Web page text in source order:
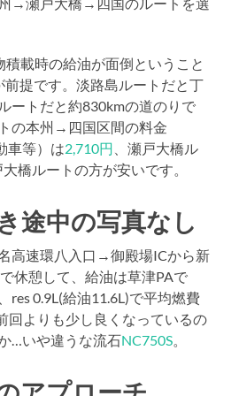
→瀬戸大橋→四国のルートを選
積載時の給油が面倒ということ
提です。淡路島ルートだと丁
ートだと約830kmの道のりで
の本州→四国区間の料金
車等）は2,710円
、瀬戸大橋ル
橋ルートの方が安いです。
途中の写真なし
高速環八入口→御殿場ICから新
休憩して、給油は草津PAで
res 0.9L(給油11.6L)で平均燃費
回よりも少し良くなっているの
…いや違うな流石NC750S。